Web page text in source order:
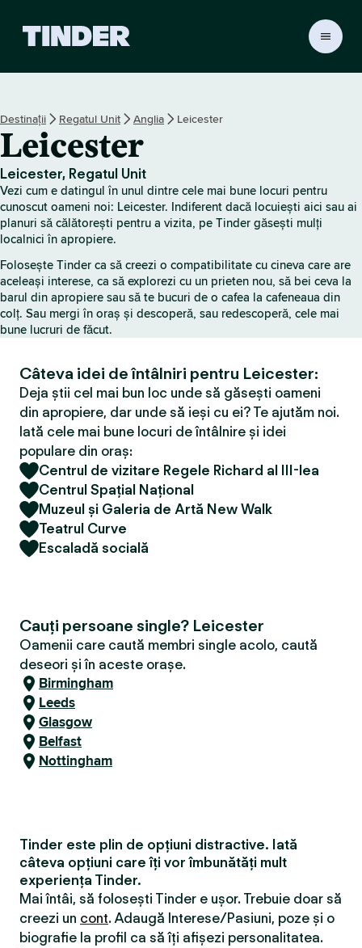
T
i
n
d
e
r
Destinații Regatul Unit Anglia Leicester
Leicester
Leicester, Regatul Unit
Vezi cum e datingul în unul dintre cele mai bune locuri pentru
cunoscut oameni noi: Leicester. Indiferent dacă locuiești aici sau ai
planuri să călătorești pentru a vizita, pe Tinder găsești mulți
localnici în apropiere.
Folosește Tinder ca să creezi o compatibilitate cu cineva care are
aceleași interese, ca să explorezi cu un prieten nou, să bei ceva la
barul din apropiere sau să te bucuri de o cafea la cafeneaua din
colț. Sau mergi în oraș și descoperă, sau redescoperă, cele mai
bune lucruri de făcut.
Câteva idei de întâlniri pentru Leicester:
Deja știi cel mai bun loc unde să găsești oameni
din apropiere, dar unde să ieși cu ei? Te ajutăm noi.
Iată cele mai bune locuri de întâlnire și idei
populare din oraș:
Centrul de vizitare Regele Richard al III-lea
Centrul Spațial Național
Muzeul și Galeria de Artă New Walk
Teatrul Curve
Escaladă socială
Cauți persoane single? Leicester
Oamenii care caută membri single acolo, caută
deseori și în aceste orașe.
Birmingham
Leeds
Glasgow
Belfast
Nottingham
Tinder este plin de opțiuni distractive. Iată
câteva opțiuni care îți vor îmbunătăți mult
experiența Tinder.
Mai întâi, să folosești Tinder e ușor. Trebuie doar să
creezi un cont. Adaugă Interese/Pasiuni, poze și o
biografie la profil ca să îți afișezi personalitatea.